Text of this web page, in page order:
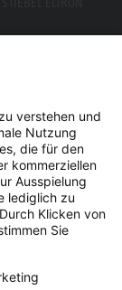
verstehen und
Nutzung
die für den
kommerziellen
Ausspielung
lediglich zu
Klicken von
Sie